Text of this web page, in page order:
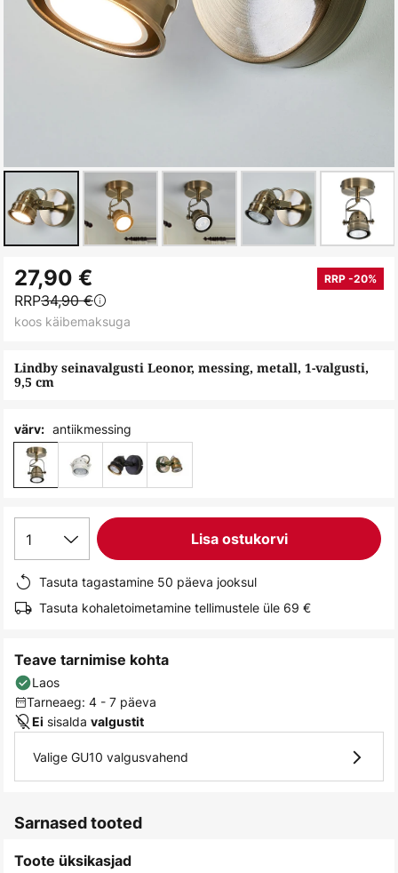
to
the
beginning
the
images
Lindby seinavalgusti Leonor, messing, metall, 1-valgusti,
9,5 cm
27,90 € RRP -20%
RRP34,90 €
koos käibemaksuga
värv: antiikmessing
1 Lisa ostukorvi
Tasuta tagastamine 50 päeva jooksul
Tasuta kohaletoimetamine tellimustele üle 69 €
Teave tarnimise kohta
Laos
Tarneaeg: 4 - 7 päeva
Ei sisalda valgustit
Valige GU10 valgusvahend
Sarnased tooted
Toote üksikasjad